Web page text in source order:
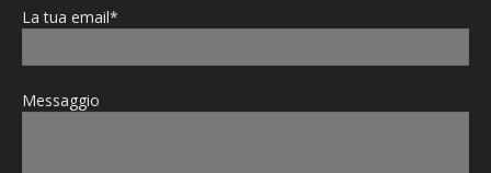
La tua email*
Messaggio